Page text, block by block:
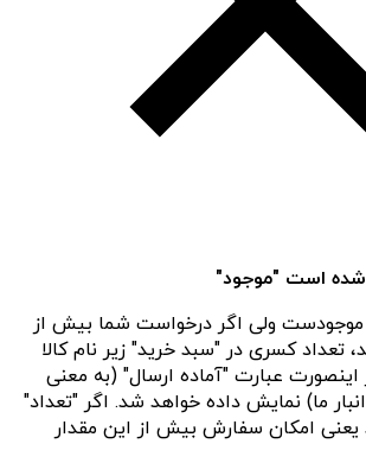
شده است "موجود"
ما موجودست ولی اگر درخواست شما بیش از
تعداد کسری در "سبد خرید" زیر نام کالا
عبارت "آماده ارسال" (به معنی
ما) نمایش داده خواهد شد. اگر "تعداد"
امکان سفارش بیش از این مقدار